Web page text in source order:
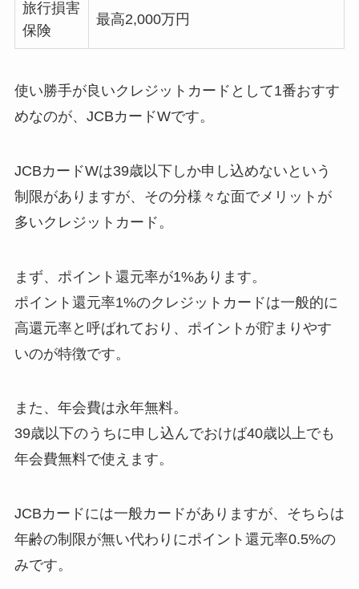
旅行損害
保険
最高2,000万円
使い勝手が良いクレジットカードとして1番おすす
めなのが、JCBカードWです。
JCBカードWは39歳以下しか申し込めないという
制限がありますが、その分様々な面でメリットが
多いクレジットカード。
まず、ポイント還元率が1%あります。
ポイント還元率1%のクレジットカードは一般的に
高還元率と呼ばれており、ポイントが貯まりやす
いのが特徴です。
また、年会費は永年無料。
39歳以下のうちに申し込んでおけば40歳以上でも
年会費無料で使えます。
JCBカードには一般カードがありますが、そちらは
年齢の制限が無い代わりにポイント還元率0.5%の
みです。